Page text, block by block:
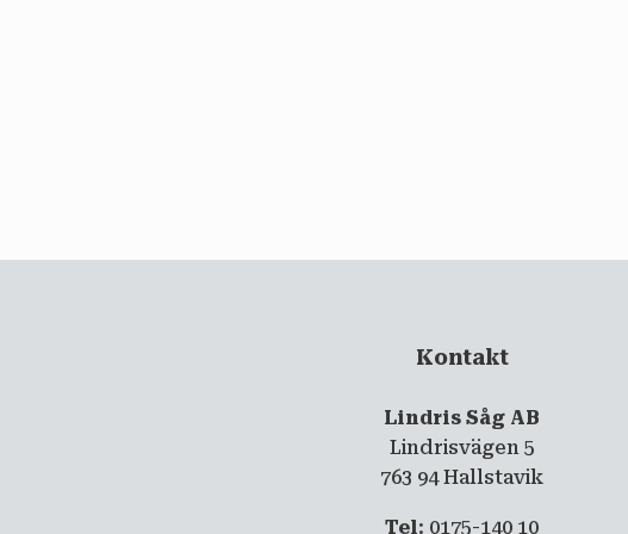
Kontakt
Lindris Såg AB
Lindrisvägen 5
763 94 Hallstavik
Tel: 0175-140 10